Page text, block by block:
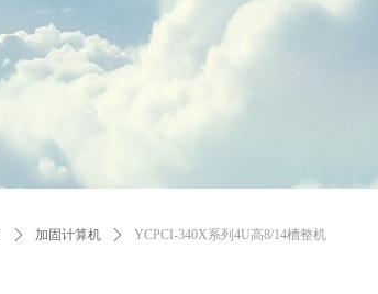
ꄲ 加固计算机 ꄲ YCPCI-340X系列4U高8/14槽整机